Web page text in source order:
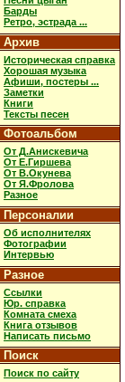
Барды
Ретро, эстрада ...
Архив
Историческая справка
Хорошая музыка
Афиши, постеры ...
Заметки
Книги
Тексты песен
Фотоальбом
От Д.Анискевича
От Е.Гиршева
От В.Окунева
От Я.Фролова
Разное
Персоналии
Об исполнителях
Фотографии
Интервью
Разное
Ссылки
Юр. справка
Комната смеха
Книга отзывов
Написать письмо
Поиск
Поиск по сайту